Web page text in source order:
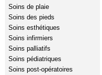
Soins de plaie
Soins des pieds
Soins esthétiques
Soins infirmiers
Soins palliatifs
Soins pédiatriques
Soins post-opératoires